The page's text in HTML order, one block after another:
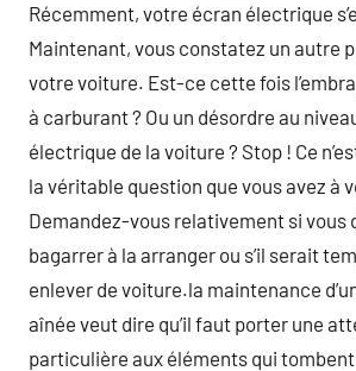
Récemment, votre écran électrique
Maintenant, vous constatez un autre
votre voiture. Est-ce cette fois
à carburant ? Ou un désordre au
électrique de la voiture ? Stop ! Ce
la véritable question que vous avez à
Demandez-vous relativement si vous
bagarrer à la arranger ou s’il serait
enlever de voiture.la maintenance
aînée veut dire qu’il faut porter une
particulière aux éléments qui